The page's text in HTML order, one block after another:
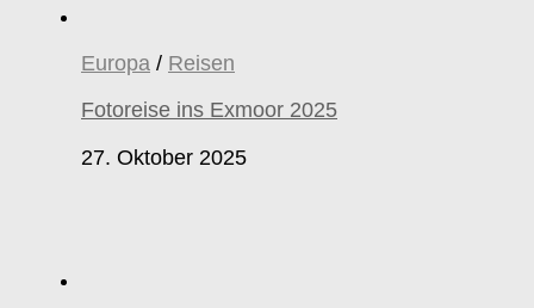
Europa / Reisen
Fotoreise ins Exmoor 2025
27. Oktober 2025